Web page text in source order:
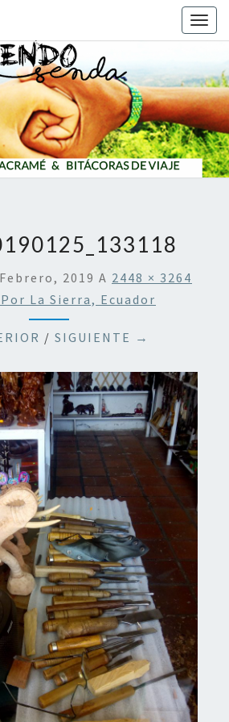
2019 A 2448 × 3264
La Sierra, Ecuador
/ SIGUIENTE →